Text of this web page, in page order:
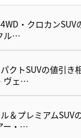
・クロカンSUV
ル…
クトSUVの値引き
ヴェ…
＆プレミアムSUV
ー・…